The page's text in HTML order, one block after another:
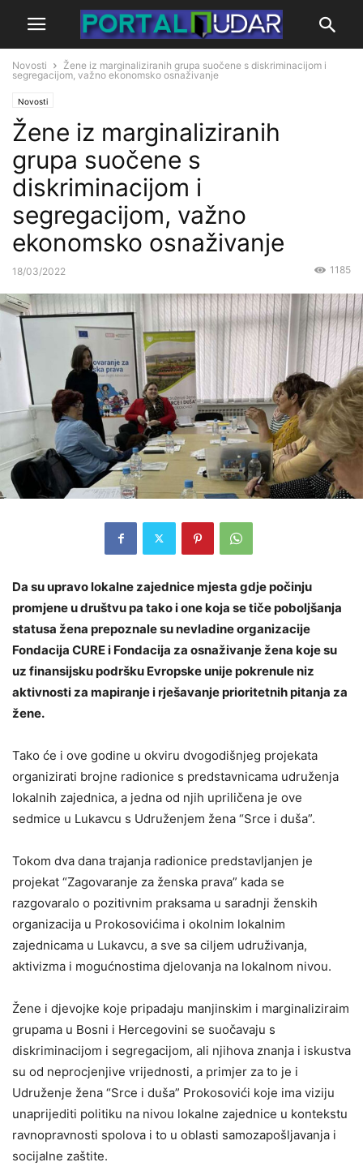
Novosti
Žene iz marginaliziranih grupa suočene s diskriminacijom i
segregacijom, važno ekonomsko osnaživanje
Novosti
Žene iz marginaliziranih
grupa suočene s
diskriminacijom i
segregacijom, važno
ekonomsko osnaživanje
18/03/2022 1185
Da su upravo lokalne zajednice mjesta gdje počinju
promjene u društvu pa tako i one koja se tiče poboljšanja
statusa žena prepoznale su nevladine organizacije
Fondacija CURE i Fondacija za osnaživanje žena koje su
uz finansijsku podršku Evropske unije pokrenule niz
aktivnosti za mapiranje i rješavanje prioritetnih pitanja za
žene.
Tako će i ove godine u okviru dvogodišnjeg projekata
organizirati brojne radionice s predstavnicama udruženja
lokalnih zajednica, a jedna od njih upriličena je ove
sedmice u Lukavcu s Udruženjem žena “Srce i duša”.
Tokom dva dana trajanja radionice predstavljanjen je
projekat “Zagovaranje za ženska prava” kada se
razgovaralo o pozitivnim praksama u saradnji ženskih
organizacija u Prokosovićima i okolnim lokalnim
zajednicama u Lukavcu, a sve sa ciljem udruživanja,
aktivizma i mogućnostima djelovanja na lokalnom nivou.
Žene i djevojke koje pripadaju manjinskim i marginaliziraim
grupama u Bosni i Hercegovini se suočavaju s
diskriminacijom i segregacijom, ali njihova znanja i iskustva
su od neprocjenjive vrijednosti, a primjer za to je i
Udruženje žena “Srce i duša” Prokosovići koje ima viziju
unaprijediti politiku na nivou lokalne zajednice u kontekstu
ravnopravnosti spolova i to u oblasti samozapošljavanja i
socijalne zaštite.